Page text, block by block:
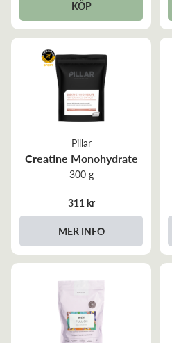
KÖP
Pillar
Creatine Monohydrate
300 g
311 kr
MER INFO